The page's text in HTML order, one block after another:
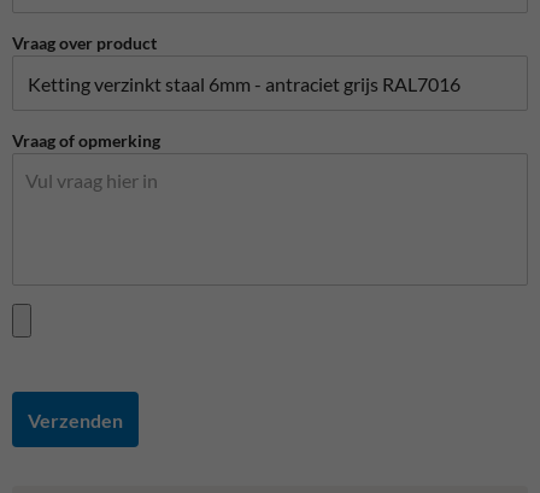
Vraag over product
Vraag of opmerking
Verzenden